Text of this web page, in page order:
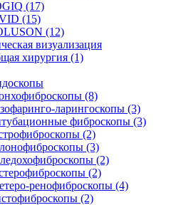
(17)
(15)
(12)
визуализация
хирургия (1)
(8)
ларингоскопы (3)
фиброскопы (3)
(2)
(3)
(2)
(2)
ренофиброскопы (4)
(2)